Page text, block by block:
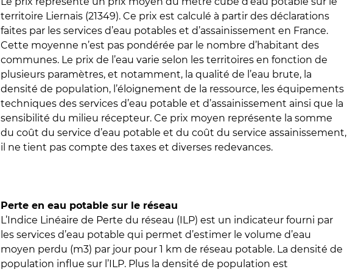
territoire Liernais (21349). Ce prix est calculé à partir des déclarations
faites par les services d’eau potables et d’assainissement en France.
Cette moyenne n’est pas pondérée par le nombre d’habitant des
communes. Le prix de l’eau varie selon les territoires en fonction de
plusieurs paramètres, et notamment, la qualité de l’eau brute, la
densité de population, l’éloignement de la ressource, les équipements
techniques des services d’eau potable et d’assainissement ainsi que la
sensibilité du milieu récepteur. Ce prix moyen représente la somme
du coût du service d’eau potable et du coût du service assainissement,
il ne tient pas compte des taxes et diverses redevances.
Perte en eau potable sur le réseau
L’Indice Linéaire de Perte du réseau (ILP) est un indicateur fourni par
les services d’eau potable qui permet d’estimer le volume d’eau
moyen perdu (m3) par jour pour 1 km de réseau potable. La densité de
population influe sur l’ILP. Plus la densité de population est